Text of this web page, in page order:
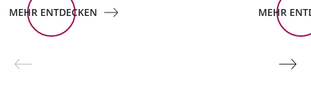
MEHR ENTDECKEN MEHR